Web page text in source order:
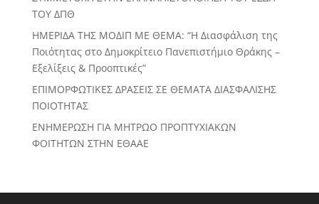
ΤΟΥ ΔΠΘ
ΗΜΕΡΙΔΑ ΤΗΣ ΜΟΔΙΠ ΜΕ ΘΕΜΑ: “Η Διασφάλιση της
Ποιότητας στο Δημοκρίτειο Πανεπιστήμιο Θράκης –
Εξελίξεις & Προοπτικές”
ΕΠΙΜΟΡΦΩΤΙΚΕΣ ΔΡΑΣΕΙΣ ΣΕ ΘΕΜΑΤΑ ΔΙΑΣΦΑΛΙΣΗΣ
ΠΟΙΟΤΗΤΑΣ
ΕΝΗΜΕΡΩΣΗ ΓΙΑ ΜΗΤΡΩΟ ΠΡΟΠΤΥΧΙΑΚΩΝ
ΦΟΙΤΗΤΩΝ ΣΤΗΝ ΕΘΑΑΕ